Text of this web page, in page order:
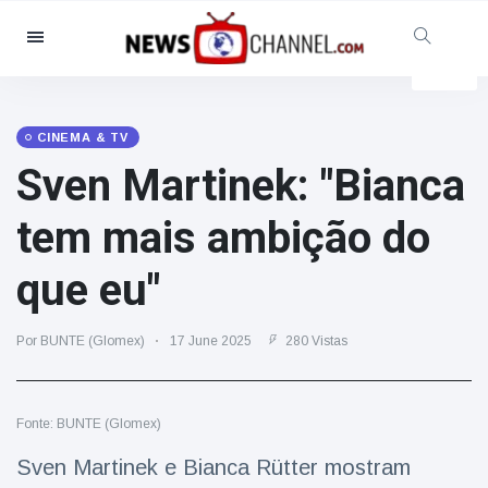
Categorias
Social & Diversão
Cinema & TV
(81)
Celebridades
(13938)
Moda e Beleza
Automóveis & Motor
Comida e bebida
Estilo de Vida
Saúde e Aptidão Física
(73)
CINEMA & TV
Sven Martinek: "Bianca
tem mais ambição do
que eu"
Por BUNTE (Glomex) 17 June 2025 280 Vistas
Fonte: BUNTE (Glomex)
Sven Martinek e Bianca Rütter mostram